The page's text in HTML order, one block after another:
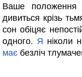
Ваше положення
дивиться крізь
сон обіцяє
одного. Я ніколи
має безліч